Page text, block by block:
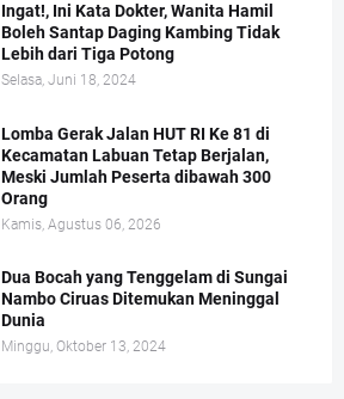
Ingat!, Ini Kata Dokter, Wanita Hamil
Boleh Santap Daging Kambing Tidak
Lebih dari Tiga Potong
Selasa, Juni 18, 2024
Lomba Gerak Jalan HUT RI Ke 81 di
Kecamatan Labuan Tetap Berjalan,
Meski Jumlah Peserta dibawah 300
Orang
Kamis, Agustus 06, 2026
Dua Bocah yang Tenggelam di Sungai
Nambo Ciruas Ditemukan Meninggal
Dunia
Minggu, Oktober 13, 2024